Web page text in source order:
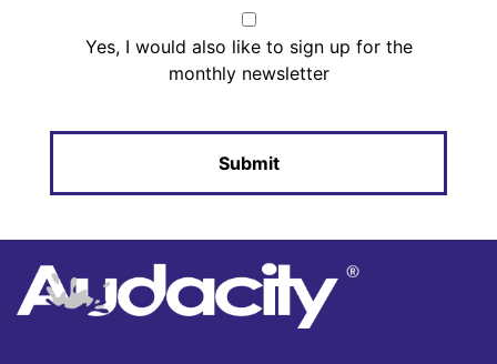
Yes, I would also like to sign up for the
monthly newsletter